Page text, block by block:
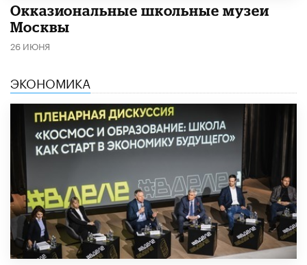
​Окказиональные школьные музеи
Москвы
26 ИЮНЯ
ЭКОНОМИКА